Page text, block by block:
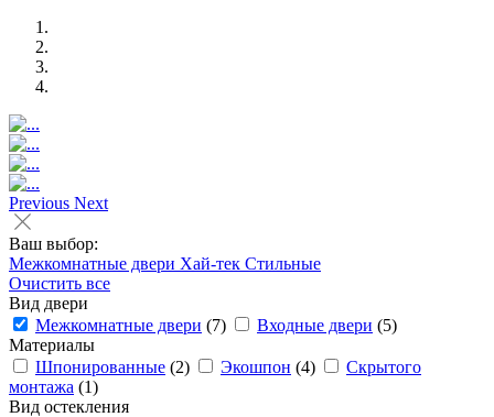
Previous Next
Ваш выбор:
Межкомнатные двери Хай-тек Стильные
Очистить все
Вид двери
Межкомнатные двери (7) Входные двери (5)
Материалы
Шпонированные (2) Экошпон (4)
Скрытого
монтажа (1)
Вид остекления